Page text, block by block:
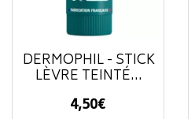
DERMOPHIL - STICK
LÈVRE TEINTÉ...
4,50€